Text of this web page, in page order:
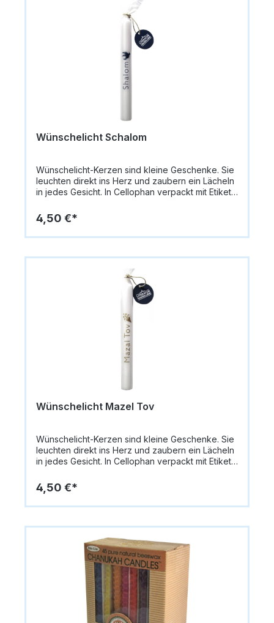
Wünschelicht Schalom
Wünschelicht-Kerzen sind kleine Geschenke. Sie
leuchten direkt ins Herz und zaubern ein Lächeln
in jedes Gesicht. In Cellophan verpackt mit Etikett
Beschriftung.Größe: 20 cm x 2,2 cm Gewicht: 68
4,50 €*
Wünschelicht Mazel Tov
Wünschelicht-Kerzen sind kleine Geschenke. Sie
leuchten direkt ins Herz und zaubern ein Lächeln
in jedes Gesicht. In Cellophan verpackt mit Etikett
Beschriftung.Größe: 20 cm x 2,2 cm Gewicht: 68
4,50 €*